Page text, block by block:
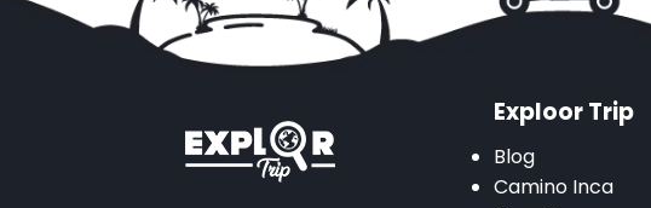
Exploor Trip
Blog
Camino Inca